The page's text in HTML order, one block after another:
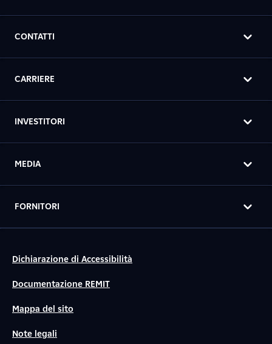
CONTATTI
CARRIERE
INVESTITORI
MEDIA
FORNITORI
Dichiarazione di Accessibilità
Documentazione REMIT
Mappa del sito
Note legali